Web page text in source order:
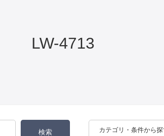
LW-4713
カテゴリ・条件から探